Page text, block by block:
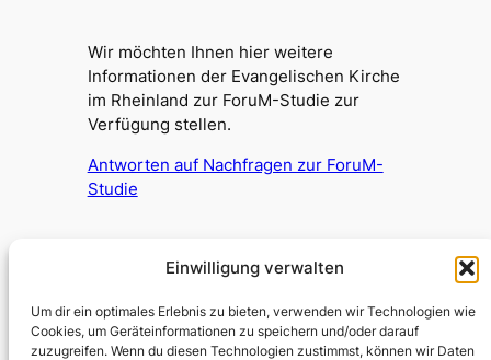
Einwilligung verwalten
Um dir ein optimales Erlebnis zu bieten, verwenden wir Technologien wie
Cookies, um Geräteinformationen zu speichern und/oder darauf
zuzugreifen. Wenn du diesen Technologien zustimmst, können wir Daten
Wir möchten Ihnen hier weitere
Informationen der Evangelischen Kirche
im Rheinland zur ForuM-Studie zur
Verfügung stellen.
Antworten auf Nachfragen zur ForuM-
Studie
Testumgebung Kirche